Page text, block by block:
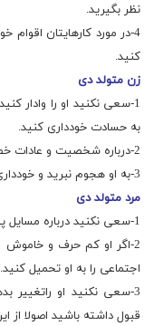
نظر بگیرید.
4-در مورد كارهایتان اقوام
كنید.
زن متولد دی
1-سعی نكنید او را وادار
به حسادت خودداری كنید.
2-درباره شخصیت و عادات خصوصی اش اشارات تحریك آمیز نكنید.
3-به او هجوم نبرید و خودداری یا توداری او را محترم بشمارید.
مرد متولد دی
1-سعی نكنید درباره مسایل پنهانی او كنجكاوی كنید.
2-اگر او كم حرف و خاموش
اجتماعی را به او تحمیل كنید.
3-سعی نكنید او راتغییر
قبول داشته باشید اصولا از